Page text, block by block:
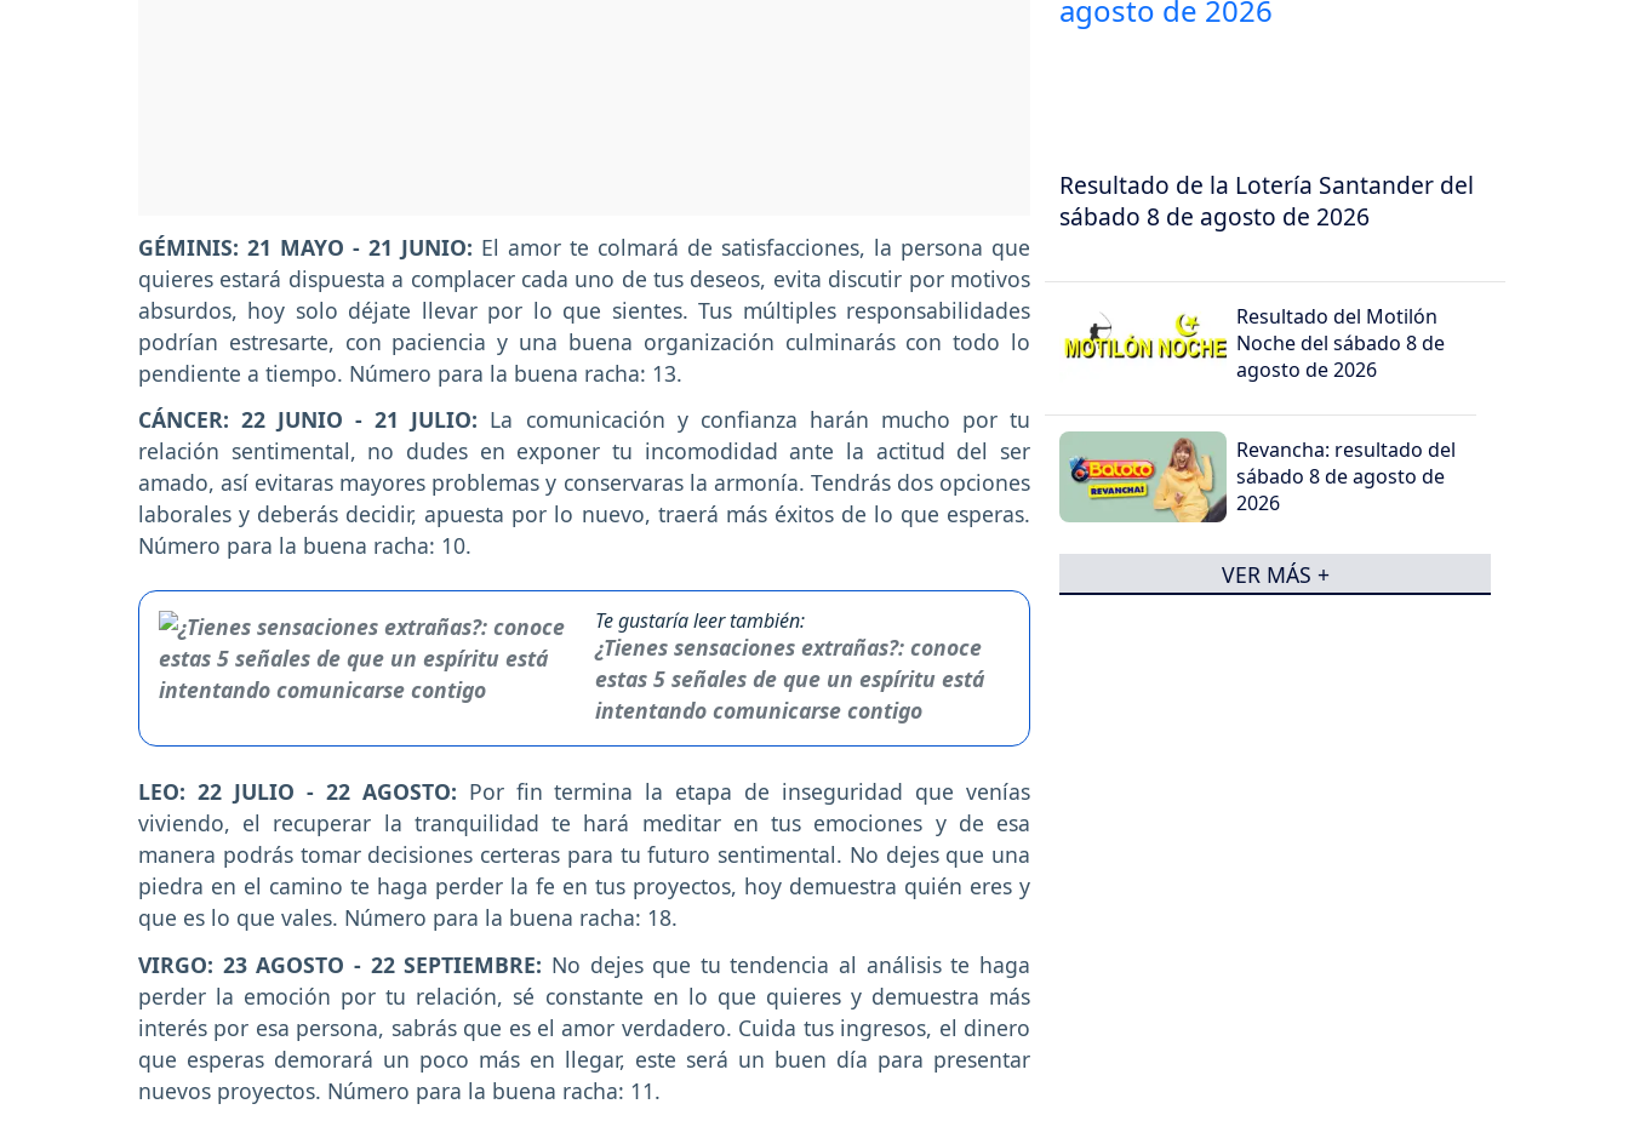
GÉMINIS: 21 MAYO - 21 JUNIO: El amor te colmará de satisfacciones, la persona que
quieres estará dispuesta a complacer cada uno de tus deseos, evita discutir por motivos
absurdos, hoy solo déjate llevar por lo que sientes. Tus múltiples responsabilidades
podrían estresarte, con paciencia y una buena organización culminarás con todo lo
pendiente a tiempo. Número para la buena racha: 13.
CÁNCER: 22 JUNIO - 21 JULIO: La comunicación y confianza harán mucho por tu
relación sentimental, no dudes en exponer tu incomodidad ante la actitud del ser
amado, así evitaras mayores problemas y conservaras la armonía. Tendrás dos opciones
laborales y deberás decidir, apuesta por lo nuevo, traerá más éxitos de lo que esperas.
Número para la buena racha: 10.
Te gustaría leer también:
¿Tienes sensaciones extrañas?: conoce
estas 5 señales de que un espíritu está
intentando comunicarse contigo
LEO: 22 JULIO - 22 AGOSTO: Por fin termina la etapa de inseguridad que venías
viviendo, el recuperar la tranquilidad te hará meditar en tus emociones y de esa
manera podrás tomar decisiones certeras para tu futuro sentimental. No dejes que una
piedra en el camino te haga perder la fe en tus proyectos, hoy demuestra quién eres y
que es lo que vales. Número para la buena racha: 18.
VIRGO: 23 AGOSTO - 22 SEPTIEMBRE: No dejes que tu tendencia al análisis te haga
perder la emoción por tu relación, sé constante en lo que quieres y demuestra más
interés por esa persona, sabrás que es el amor verdadero. Cuida tus ingresos, el dinero
que esperas demorará un poco más en llegar, este será un buen día para presentar
nuevos proyectos. Número para la buena racha: 11.
Resultado de la Lotería Santander del
sábado 8 de agosto de 2026
Resultado del Motilón
Noche del sábado 8 de
agosto de 2026
Revancha: resultado del
sábado 8 de agosto de
2026
VER MÁS +